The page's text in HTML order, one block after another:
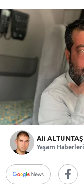
Ali ALTUNTAŞ
Yaşam Haberleri